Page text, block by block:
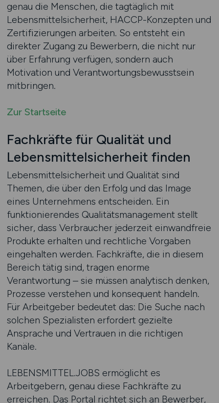
genau die Menschen, die tagtäglich mit
Lebensmittelsicherheit, HACCP-Konzepten und
Zertifizierungen arbeiten. So entsteht ein
direkter Zugang zu Bewerbern, die nicht nur
über Erfahrung verfügen, sondern auch
Motivation und Verantwortungsbewusstsein
mitbringen.
Zur Startseite
Fachkräfte für Qualität und
Lebensmittelsicherheit finden
Lebensmittelsicherheit und Qualität sind
Themen, die über den Erfolg und das Image
eines Unternehmens entscheiden. Ein
funktionierendes Qualitätsmanagement stellt
sicher, dass Verbraucher jederzeit einwandfreie
Produkte erhalten und rechtliche Vorgaben
eingehalten werden. Fachkräfte, die in diesem
Bereich tätig sind, tragen enorme
Verantwortung – sie müssen analytisch denken,
Prozesse verstehen und konsequent handeln.
Für Arbeitgeber bedeutet das: Die Suche nach
solchen Spezialisten erfordert gezielte
Ansprache und Vertrauen in die richtigen
Kanäle.
LEBENSMITTEL.JOBS ermöglicht es
Arbeitgebern, genau diese Fachkräfte zu
erreichen. Das Portal richtet sich an Bewerber,